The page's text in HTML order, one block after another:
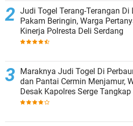
Judi Togel Terang-Terangan Di
Pakam Beringin, Warga
Kinerja Polresta Deli Serdang
Maraknya Judi Togel Di
dan Pantai Cermin Menjamur,
Desak Kapolres Serge
Togel